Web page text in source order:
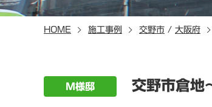
HOME 施工事例 交野市 / 大阪府
M様邸 交野市倉地